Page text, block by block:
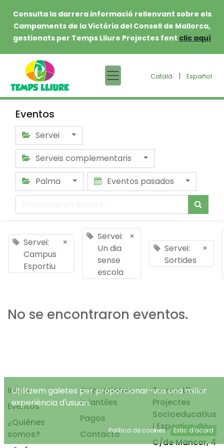
Consulta la darrera informació rellenvant sobre els
Campaments de la Victòria del Consell de Mallorca,
gestionats per Temps Lliure Projectes fent clic aquí
Català | Español
Eventos
Servei
Serveis complementaris
Palma
Eventos pasados
Servei:
Campus
Esportiu
×
Servei:
Un dia
sense
escola
×
Servei:
Sortides
×
No se encontraron eventos.
Inicio
Eventos
¿Quiénes
somos?
Animaciones
infantiles
Pagos
Contacto
Temps Lliure
Projectes
Socioeducatius
i Esportius, S.L.
C/de Mancor, 4
Utilitzem galetes per proporcionar-vos una millor
experiència d'usuari.
Política de cookies Estic d'acord